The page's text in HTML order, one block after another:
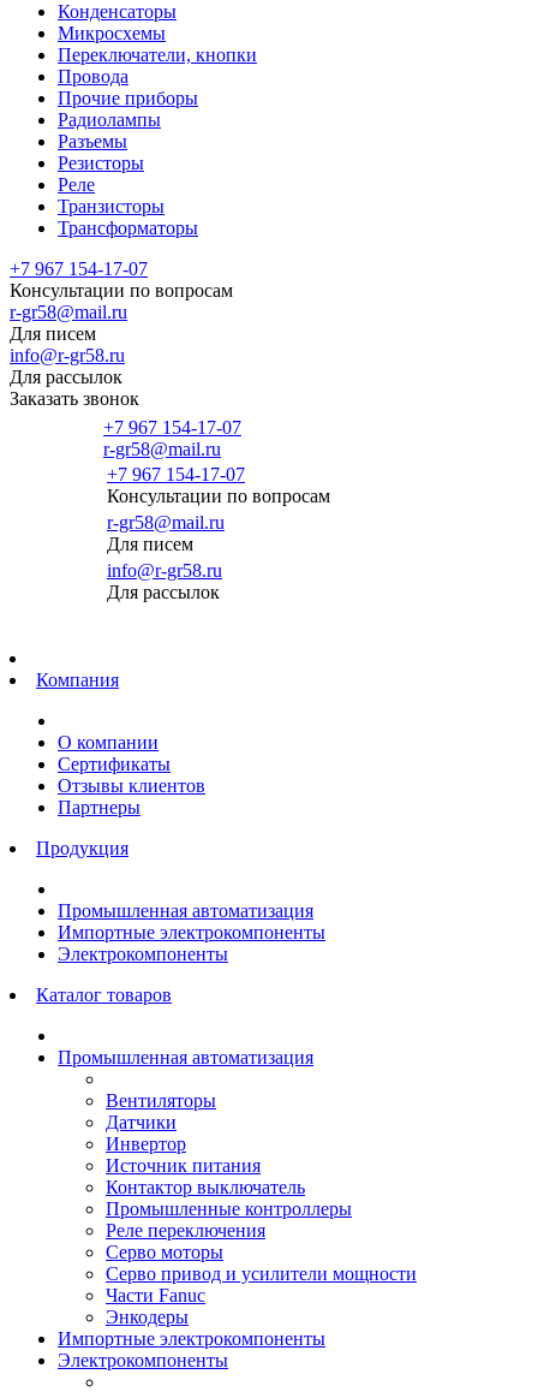
Конденсаторы
Микросхемы
Переключатели, кнопки
Провода
Прочие приборы
Радиолампы
Разъемы
Резисторы
Реле
Транзисторы
Трансформаторы
+7 967 154-17-07
Консультации по вопросам
r-gr58@mail.ru
Для писем
info@r-gr58.ru
Для рассылок
Заказать звонок
+7 967 154-17-07
r-gr58@mail.ru
+7 967 154-17-07
Консультации по вопросам
r-gr58@mail.ru
Для писем
info@r-gr58.ru
Для рассылок
Компания
О компании
Сертификаты
Отзывы клиентов
Партнеры
Продукция
Промышленная автоматизация
Импортные электрокомпоненты
Электрокомпоненты
Каталог товаров
Промышленная автоматизация
Вентиляторы
Датчики
Инвертор
Источник питания
Контактор выключатель
Промышленные контроллеры
Реле переключения
Серво моторы
Серво привод и усилители мощности
Части Fanuc
Энкодеры
Импортные электрокомпоненты
Электрокомпоненты